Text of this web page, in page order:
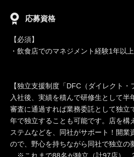
応募資格
【必須】
・飲食店でのマネジメント経験1年以上
【独立支援制度「DFC（ダイレクト・
入社後、実績を積んで研修生として半
審査に通過すれば業務委託として独立
年で独立することも可能です。店を構
ステムなどを、同社がサポート！開業
ので、野心を持ちながら同社で独立の